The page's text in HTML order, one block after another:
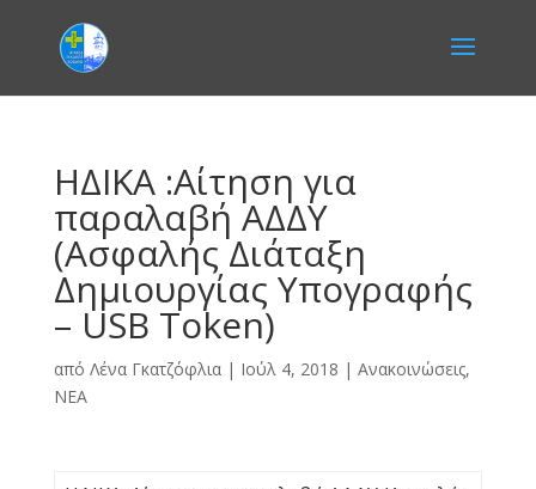
ΗΔΙΚΑ :Αίτηση για
παραλαβή ΑΔΔΥ
(Ασφαλής Διάταξη
Δημιουργίας Υπογραφής
– USB Token)
από Λένα Γκατζόφλια| Ιούλ 4, 2018 | Ανακοινώσεις,
ΝΕΑ